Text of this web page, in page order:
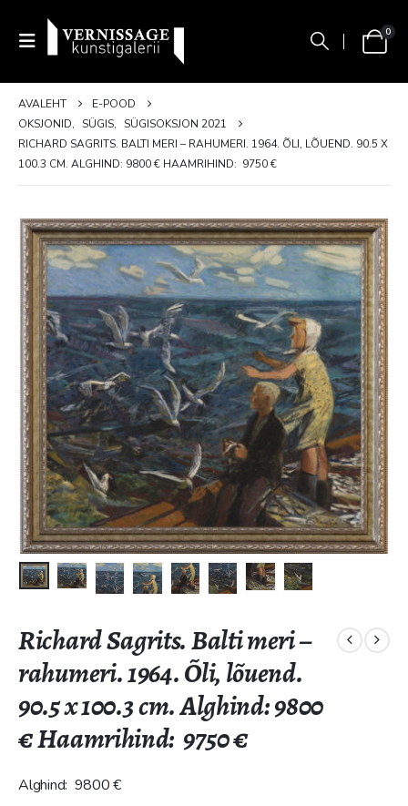
0
AVALEHT
E-POOD
OKSJONID, SÜGIS, SÜGISOKSJON 2021
RICHARD SAGRITS. BALTI MERI – RAHUMERI. 1964. ÕLI, LÕUEND. 90.5 X
100.3 CM. ALGHIND: 9800 € HAAMRIHIND: 9750 €
Richard Sagrits. Balti meri –
rahumeri. 1964. Õli, lõuend.
90.5 x 100.3 cm. Alghind: 9800
€ Haamrihind: 9750 €
Alghind: 9800 €